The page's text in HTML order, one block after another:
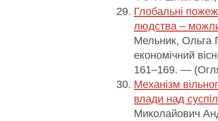
Глобальні
людства –
Мельник, Ольга
економічний
161–169. —
Механізм
влади над
Миколайович